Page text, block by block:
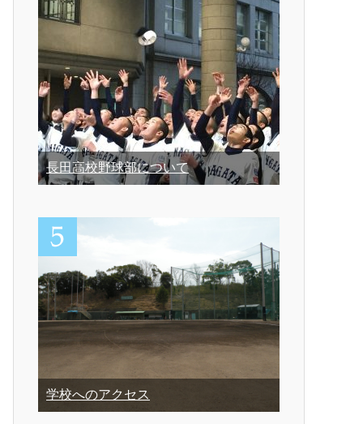
長田高校野球部について
学校へのアクセス